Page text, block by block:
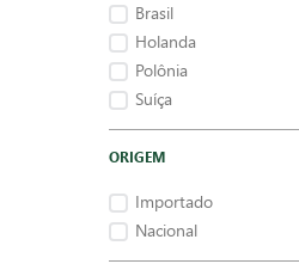
Brasil
Holanda
Polônia
Suíça
ORIGEM
Importado
Nacional